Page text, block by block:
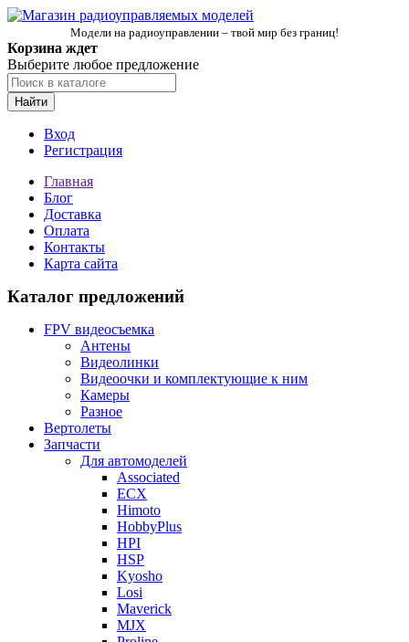
Модели на радиоуправлении – твой мир без границ!
Корзина ждет
Выберите любое предложение
Найти
Вход
Регистрация
Главная
Блог
Доставка
Оплата
Контакты
Карта сайта
Каталог предложений
FPV видеосъемка
Антены
Видеолинки
Видеоочки и комплектующие к ним
Камеры
Разное
Вертолеты
Запчасти
Для автомоделей
Associated
ECX
Himoto
HobbyPlus
HPI
HSP
Kyosho
Losi
Maverick
MJX